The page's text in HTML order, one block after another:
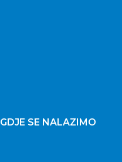
GDJE SE NALAZIMO